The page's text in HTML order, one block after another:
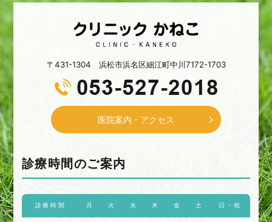
〒431-1304 浜松市浜名区細江町中川7172-1703
医院案内・アクセス
診療時間のご案内
診療時間 月 火 水 木 金 土 日・祝